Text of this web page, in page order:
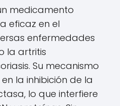
medicamento
eficaz en el
enfermedades
la artritis
Su mecanismo
la inhibición de la
lo que interfiere